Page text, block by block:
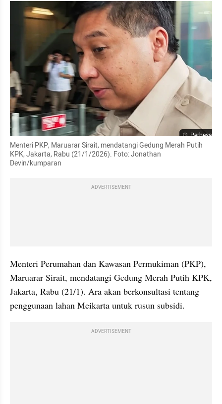
Perbesar
Menteri PKP, Maruarar Sirait, mendatangi Gedung Merah Putih
KPK, Jakarta, Rabu (21/1/2026). Foto: Jonathan
Devin/kumparan
ADVERTISEMENT
Menteri Perumahan dan Kawasan Permukiman (PKP),
Maruarar Sirait, mendatangi Gedung Merah Putih KPK,
Jakarta, Rabu (21/1). Ara akan berkonsultasi tentang
penggunaan lahan Meikarta untuk rusun subsidi.
ADVERTISEMENT